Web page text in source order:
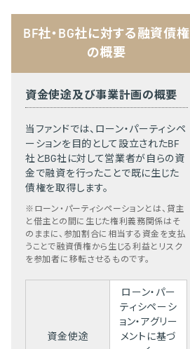
BF社・BG社に対する融資債権
の概要
資金使途及び事業計画の概要
当ファンドでは、ローン・パーティシペ
ーションを目的として設立されたBF
社とBG社に対して営業者が自らの資
金で融資を行ったことで既に生じた
債権を取得します。
※ローン・パーティシペーションとは、貸主
と借主との間に生じた権利義務関係はそ
のままに、参加割合に相当する資金を支払
うことで融資債権から生じる利益とリスク
を参加者に移転させるものです。
資金使途
ローン・パー
ティシペーシ
ョン・アグリー
メントに基づ